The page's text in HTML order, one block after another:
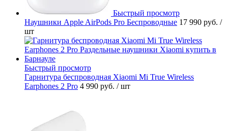
Быстрый просмотр
Наушники Apple AirPods Pro Беспроводные 17 990 руб. /
шт
Быстрый просмотр
Гарнитура беспроводная Xiaomi Mi True Wireless
Earphones 2 Pro 4 990 руб. / шт